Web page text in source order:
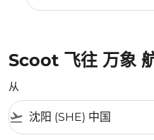
Scoot 飞往 万象
从
flight_takeoff